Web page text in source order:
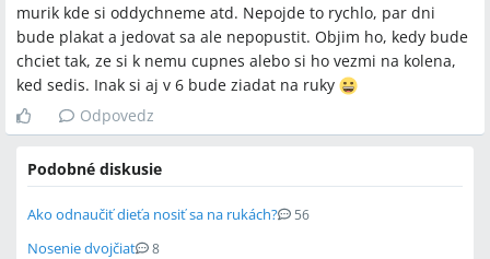
murik kde si oddychneme atd. Nepojde to rychlo, par dni
bude plakat a jedovat sa ale nepopustit. Objim ho, kedy bude
chciet tak, ze si k nemu cupnes alebo si ho vezmi na kolena,
ked sedis. Inak si aj v 6 bude ziadat na ruky
Odpovedz
Podobné diskusie
Ako odnaučiť dieťa nosiť sa na rukách? 56
Nosenie dvojčiat 8